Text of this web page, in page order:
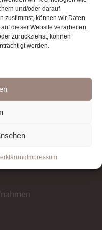
und/oder darauf
zustimmst, können wir Daten
dieser Website verarbeiten.
zurückziehst, können
werden.
Impressum